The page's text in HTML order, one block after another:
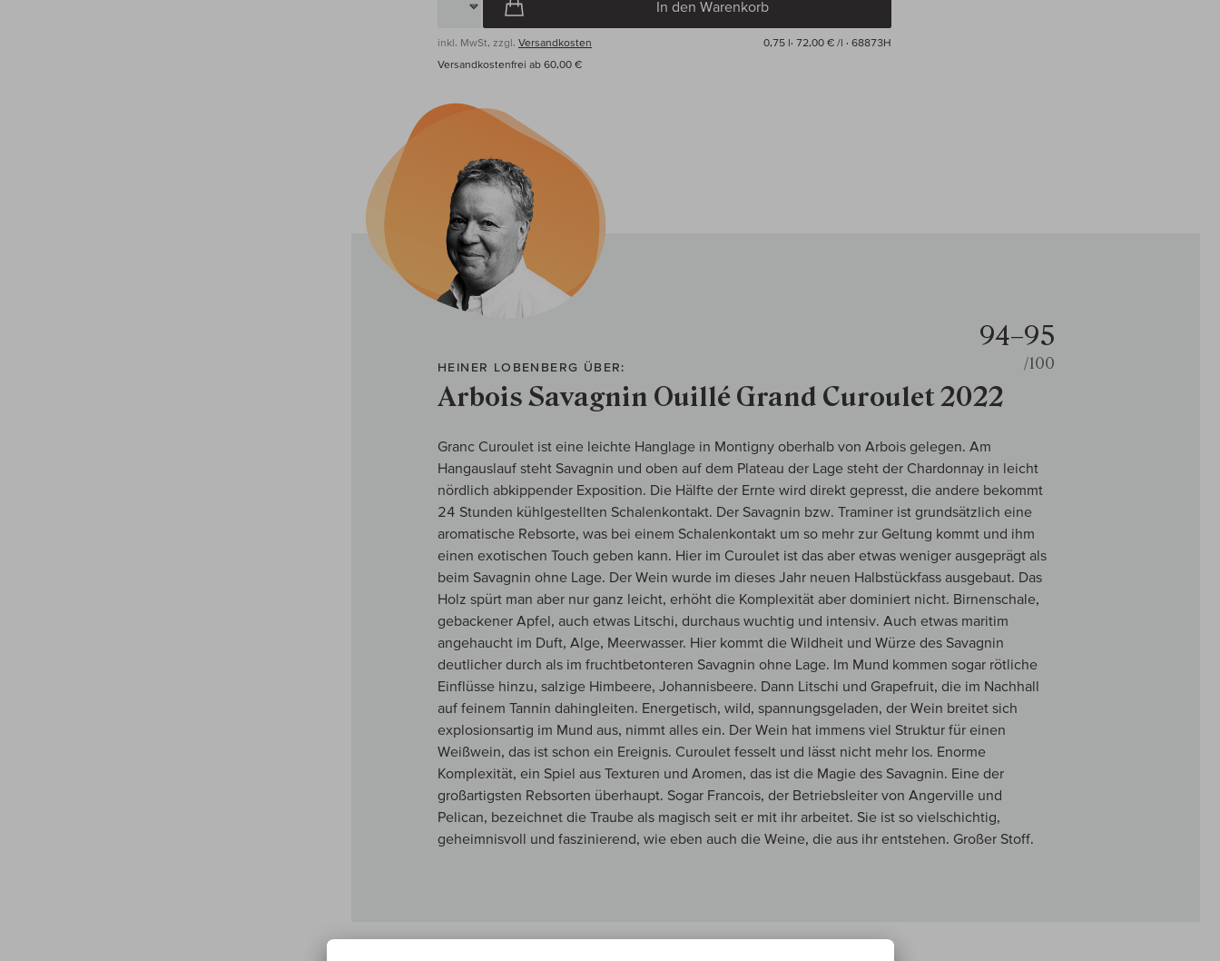
In den Warenkorb
inkl. MwSt, zzgl. Versandkosten 0,75 l· 72,00 € /l · 68873H
Versandkostenfrei ab 60,00 €
HEINER LOBENBERG ÜBER:
Arbois Savagnin Ouillé Grand Curoulet 2022
94–95
/100
Granc Curoulet ist eine leichte Hanglage in Montigny oberhalb von Arbois gelegen. Am
Hangauslauf steht Savagnin und oben auf dem Plateau der Lage steht der Chardonnay in leicht
nördlich abkippender Exposition. Die Hälfte der Ernte wird direkt gepresst, die andere bekommt
24 Stunden kühlgestellten Schalenkontakt. Der Savagnin bzw. Traminer ist grundsätzlich eine
aromatische Rebsorte, was bei einem Schalenkontakt um so mehr zur Geltung kommt und ihm
einen exotischen Touch geben kann. Hier im Curoulet ist das aber etwas weniger ausgeprägt als
beim Savagnin ohne Lage. Der Wein wurde im dieses Jahr neuen Halbstückfass ausgebaut. Das
Holz spürt man aber nur ganz leicht, erhöht die Komplexität aber dominiert nicht. Birnenschale,
gebackener Apfel, auch etwas Litschi, durchaus wuchtig und intensiv. Auch etwas maritim
angehaucht im Duft, Alge, Meerwasser. Hier kommt die Wildheit und Würze des Savagnin
deutlicher durch als im fruchtbetonteren Savagnin ohne Lage. Im Mund kommen sogar rötliche
Einflüsse hinzu, salzige Himbeere, Johannisbeere. Dann Litschi und Grapefruit, die im Nachhall
auf feinem Tannin dahingleiten. Energetisch, wild, spannungsgeladen, der Wein breitet sich
explosionsartig im Mund aus, nimmt alles ein. Der Wein hat immens viel Struktur für einen
Weißwein, das ist schon ein Ereignis. Curoulet fesselt und lässt nicht mehr los. Enorme
Komplexität, ein Spiel aus Texturen und Aromen, das ist die Magie des Savagnin. Eine der
großartigsten Rebsorten überhaupt. Sogar Francois, der Betriebsleiter von Angerville und
Pelican, bezeichnet die Traube als magisch seit er mit ihr arbeitet. Sie ist so vielschichtig,
geheimnisvoll und faszinierend, wie eben auch die Weine, die aus ihr entstehen. Großer Stoff.